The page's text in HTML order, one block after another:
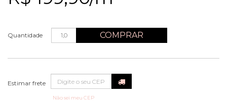
Quantidade COMPRAR
Não sei meu CEP